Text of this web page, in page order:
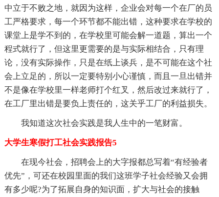
中立于不败之地，就因为这样，企业会对每一个在厂的员
工严格要求，每一个环节都不能出错，这种要求在学校的
课堂上是学不到的，在学校里可能会解一道题，算出一个
程式就行了，但这里更需要的是与实际相结合，只有理
论，没有实际操作，只是在纸上谈兵，是不可能在这个社
会上立足的，所以一定要特别小心谨慎，而且一旦出错并
不是像在学校里一样老师打个红叉，然后改过来就行了，
在工厂里出错是要负上责任的，这关乎工厂的利益损失。
我知道这次社会实践是我人生中的一笔财富。
大学生寒假打工社会实践报告5
在现今社会，招聘会上的大字报都总写着“有经验者
优先”，可还在校园里面的我们这班学子社会经验又会拥
有多少呢?为了拓展自身的知识面，扩大与社会的接触